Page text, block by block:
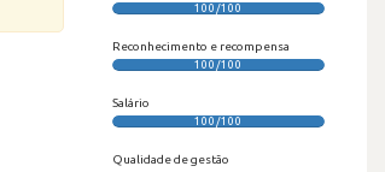
100/100
Reconhecimento e recompensa
100/100
Salário
100/100
Qualidade de gestão